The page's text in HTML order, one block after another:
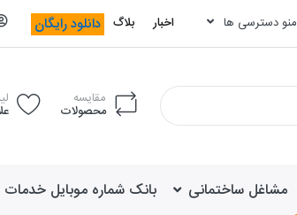
منو دسترسی ها اخبار بلاگ دانلود رایگان
مقایسه
محصولات
مشاغل ساختمانی بانک شماره موبایل